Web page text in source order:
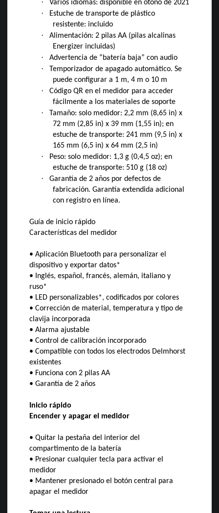
Varios idiomas: disponible en otoño de 2021
·
Estuche de transporte de plástico
resistente: incluido
·
Alimentación: 2 pilas AA (pilas alcalinas
Energizer incluidas)
· Advertencia de “batería baja” con audio
·
Temporizador de apagado automático. Se
puede configurar a 1 m, 4 m o 10 m
·
Código QR en el medidor para acceder
fácilmente a los materiales de soporte
·
Tamaño: solo medidor: 2,2 mm (8,65 in) x
72 mm (2,85 in) x 39 mm (1,55 in); en
estuche de transporte: 241 mm (9,5 in) x
165 mm (6,5 in) x 64 mm (2,5 in)
·
Peso: solo medidor: 1,3 g (0,4,5 oz); en
estuche de transporte: 510 g (18 oz)
·
Garantía de 2 años por defectos de
fabricación. Garantía extendida adicional
con registro en línea.
Guía de inicio rápido
Características del medidor
• Aplicación Bluetooth para personalizar el
dispositivo y exportar datos*
• Inglés, español, francés, alemán, italiano y
ruso*
• LED personalizables*, codificados por colores
• Corrección de material, temperatura y tipo de
clavija incorporada
• Alarma ajustable
• Control de calibración incorporado
• Compatible con todos los electrodos Delmhorst
existentes
• Funciona con 2 pilas AA
• Garantía de 2 años
Inicio rápido
Encender y apagar el medidor
• Quitar la pestaña del interior del
compartimento de la batería
• Presionar cualquier tecla para activar el
medidor
• Mantener presionado el botón central para
apagar el medidor